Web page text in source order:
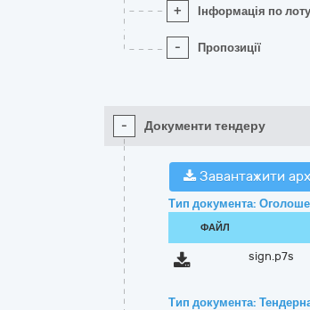
+ Інформація по лоту
- Пропозиції
- Документи тендеру
Завантажити
Тип документа:
ФАЙЛ
sign.p7s
Тип документа: